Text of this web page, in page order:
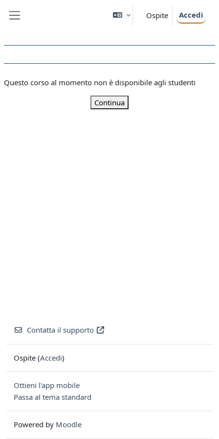
Ospite Accedi
Questo corso al momento non è disponibile agli studenti
Continua
Contatta il supporto
Ospite (Accedi)
Ottieni l'app mobile
Passa al tema standard
Powered by Moodle